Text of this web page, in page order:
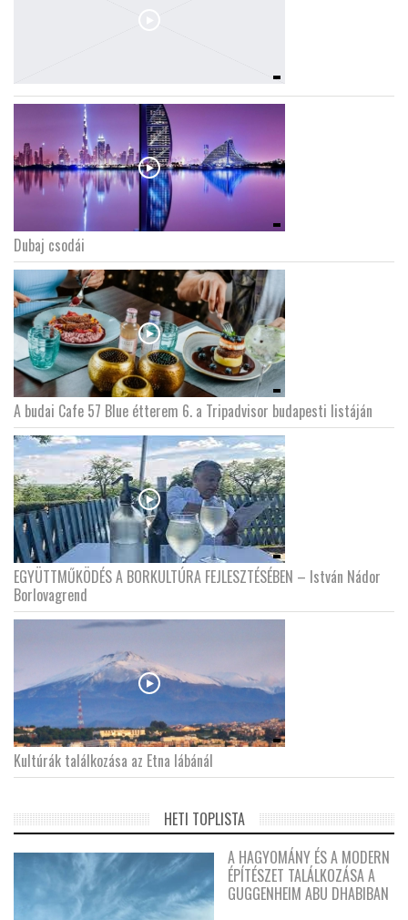
Dubaj csodái
A budai Cafe 57 Blue étterem 6. a Tripadvisor budapesti listáján
EGYÜTTMŰKÖDÉS A BORKULTÚRA FEJLESZTÉSÉBEN – István Nádor
Borlovagrend
Kultúrák találkozása az Etna lábánál
HETI TOPLISTA
A HAGYOMÁNY ÉS A MODERN
ÉPÍTÉSZET TALÁLKOZÁSA A
GUGGENHEIM ABU DHABIBAN